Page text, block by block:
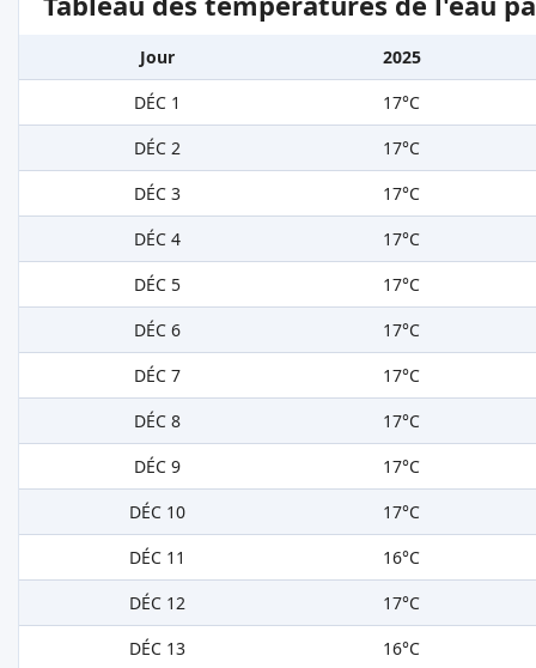
Jour
2025
DÉC 1
17°C
DÉC 2
17°C
DÉC 3
17°C
DÉC 4
17°C
DÉC 5
17°C
DÉC 6
17°C
DÉC 7
17°C
DÉC 8
17°C
DÉC 9
17°C
DÉC 10
17°C
DÉC 11
16°C
DÉC 12
17°C
DÉC 13
16°C